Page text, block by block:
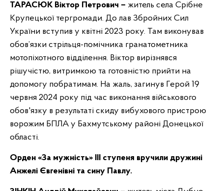
ТАРАСЮК Віктор Петрович – житель села Срібне
Крупецької тергромади. До лав Збройних Сил
України вступив у квітні 2023 року. Там виконував
обов’язки стрільця-помічника гранатометника
мотопіхотного відділення. Віктор вирізнявся
рішучістю, витримкою та готовністю прийти на
допомогу побратимам. На жаль, загинув Герой 19
червня 2024 року під час виконання військового
обов'язку в результаті скиду вибухового пристрою
ворожим БПЛА у Бахмутському районі Донецької
області.
Орден «За мужність» ІІІ ступеня вручили дружині
Анжелі Євгенівні та сину Павлу.